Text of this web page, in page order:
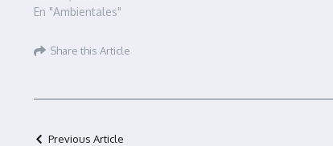
En "Ambientales"
Share this Article
Previous Article